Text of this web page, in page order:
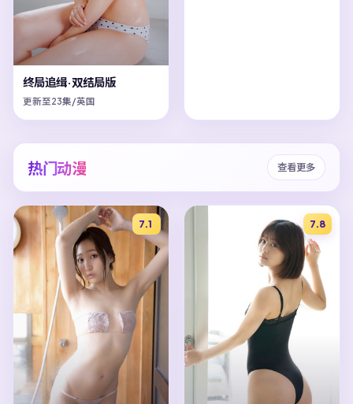
终局追缉·双结局版
更新至23集/英国
热门动漫 查看更多
7.1 7.8